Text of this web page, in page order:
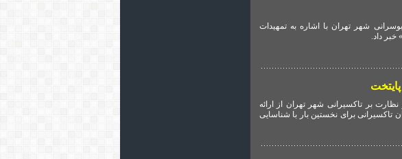
شهر تهران با اشاره به تمهیدات
خبر داد.
بر تاکسیرانی شهر تهران از ارائه
تاکسیرانی برای نخستین بار با شناسایی